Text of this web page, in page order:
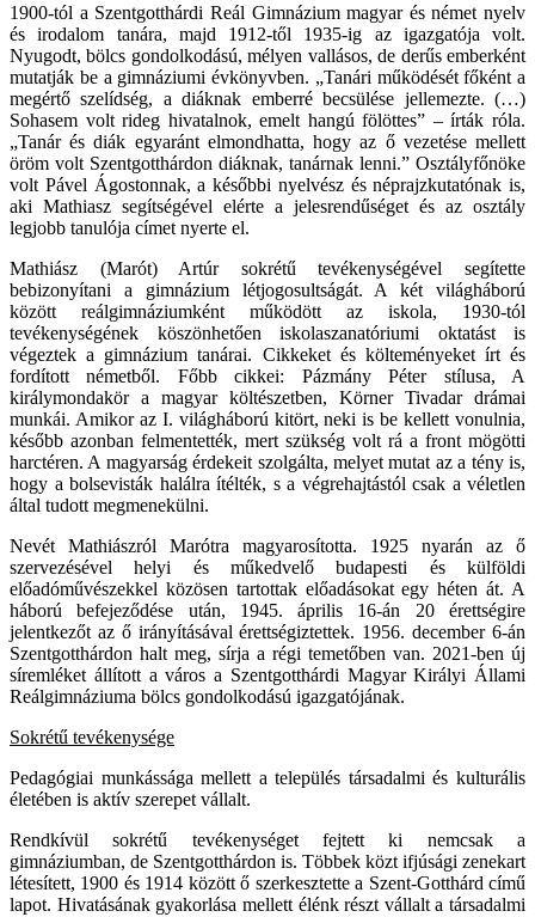
1900-tól a Szentgotthárdi Reál Gimnázium magyar és német nyelv
és irodalom tanára, majd 1912-től 1935-ig az igazgatója volt.
Nyugodt, bölcs gondolkodású, mélyen vallásos, de derűs emberként
mutatják be a gimnáziumi évkönyvben. „Tanári működését főként a
megértő szelídség, a diáknak emberré becsülése jellemezte. (…)
Sohasem volt rideg hivatalnok, emelt hangú fölöttes” – írták róla.
„Tanár és diák egyaránt elmondhatta, hogy az ő vezetése mellett
öröm volt Szentgotthárdon diáknak, tanárnak lenni.” Osztályfőnöke
volt Pável Ágostonnak, a későbbi nyelvész és néprajzkutatónak is,
aki Mathiasz segítségével elérte a jelesrendűséget és az osztály
legjobb tanulója címet nyerte el.
Mathiász (Marót) Artúr sokrétű tevékenységével segítette
bebizonyítani a gimnázium létjogosultságát. A két világháború
között reálgimnáziumként működött az iskola, 1930-tól
tevékenységének köszönhetően iskolaszanatóriumi oktatást is
végeztek a gimnázium tanárai. Cikkeket és költeményeket írt és
fordított németből. Főbb cikkei: Pázmány Péter stílusa, A
királymondakör a magyar költészetben, Körner Tivadar drámai
munkái. Amikor az I. világháború kitört, neki is be kellett vonulnia,
később azonban felmentették, mert szükség volt rá a front mögötti
harctéren. A magyarság érdekeit szolgálta, melyet mutat az a tény is,
hogy a bolsevisták halálra ítélték, s a végrehajtástól csak a véletlen
által tudott megmenekülni.
Nevét Mathiászról Marótra magyarosította. 1925 nyarán az ő
szervezésével helyi és műkedvelő budapesti és külföldi
előadóművészekkel közösen tartottak előadásokat egy héten át. A
háború befejeződése után, 1945. április 16-án 20 érettségire
jelentkezőt az ő irányításával érettségiztettek. 1956. december 6-án
Szentgotthárdon halt meg, sírja a régi temetőben van. 2021-ben új
síremléket állított a város a Szentgotthárdi Magyar Királyi Állami
Reálgimnáziuma bölcs gondolkodású igazgatójának.
Sokrétű tevékenysége
Pedagógiai munkássága mellett a település társadalmi és kulturális
életében is aktív szerepet vállalt.
Rendkívül sokrétű tevékenységet fejtett ki nemcsak a
gimnáziumban, de Szentgotthárdon is. Többek közt ifjúsági zenekart
létesített, 1900 és 1914 között ő szerkesztette a Szent-Gotthárd című
lapot. Hivatásának gyakorlása mellett élénk részt vállalt a társadalmi